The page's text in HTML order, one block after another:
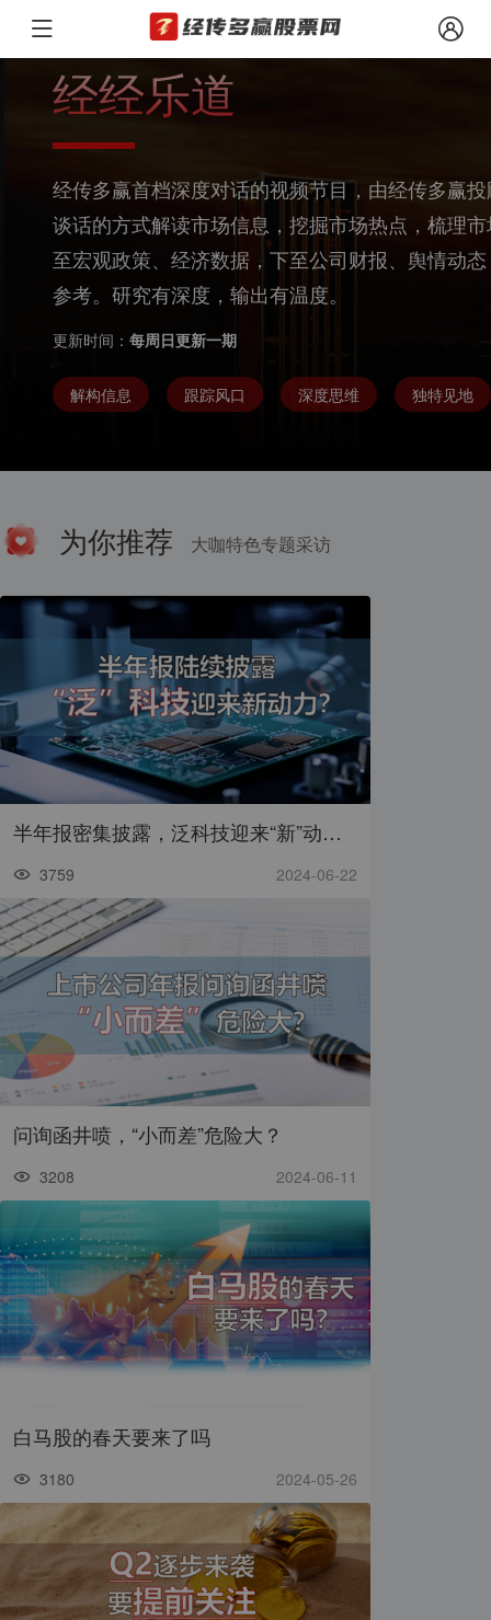
经经乐道
经传多赢首档深度对话的视频节目，由经传多赢
谈话的方式解读市场信息，挖掘市场热点，梳理
至宏观政策、经济数据，下至公司财报、舆情动
参考。研究有深度，输出有温度。
更新时间： 每周日更新一期
解构信息 跟踪风口 深度思维 独特见地
为你推荐 大咖特色专题采访
半年报密集披露，泛科技迎来“新”动力？
3759 2024-06-22
问询函井喷，“小而差”危险大？
3208 2024-06-11
白马股的春天要来了吗
3180 2024-05-26